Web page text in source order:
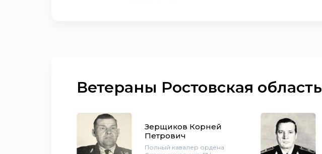
Ветераны Ростовская область
Зерщиков Корней
Петрович
Полный кавалер ордена